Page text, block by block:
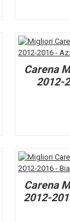
Carena
2012-
Carena
2012-